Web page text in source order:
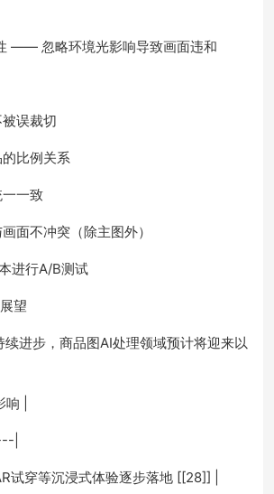
—— 忽略环境光影响导致画面违和
误裁切
比例关系
一致
面不冲突（除主图外）
进行A/B测试
望
续进步，商品图AI处理领域预计将迎来以
|
|
试穿等沉浸式体验逐步落地 [[28]] |